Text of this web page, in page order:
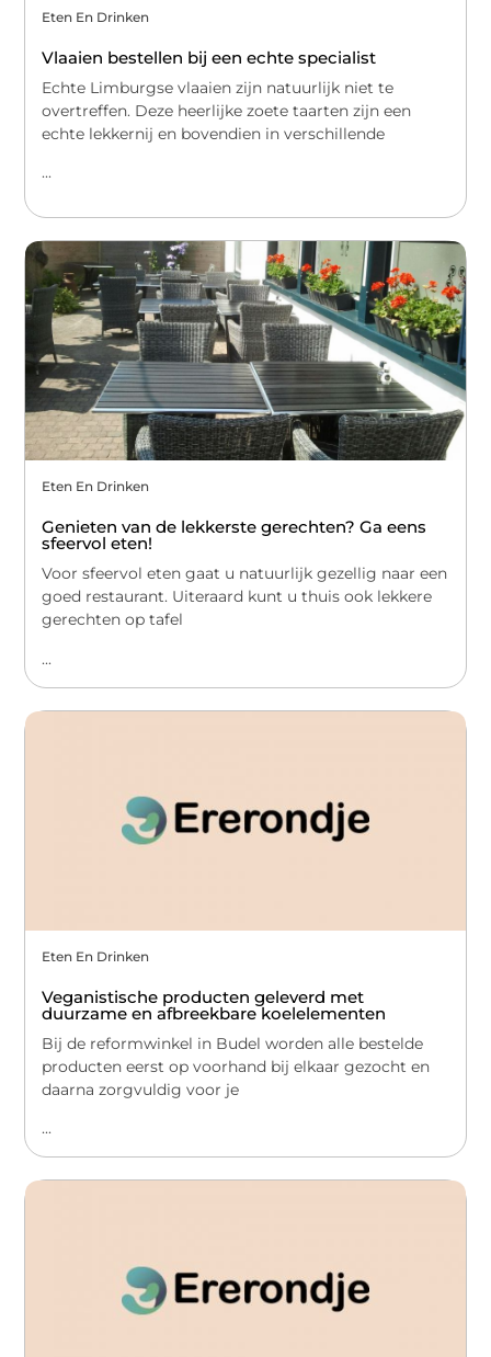
Eten En Drinken
Vlaaien bestellen bij een echte specialist
Echte Limburgse vlaaien zijn natuurlijk niet te
overtreffen. Deze heerlijke zoete taarten zijn een
echte lekkernij en bovendien in verschillende
...
Eten En Drinken
Genieten van de lekkerste gerechten? Ga eens
sfeervol eten!
Voor sfeervol eten gaat u natuurlijk gezellig naar een
goed restaurant. Uiteraard kunt u thuis ook lekkere
gerechten op tafel
...
Eten En Drinken
Veganistische producten geleverd met
duurzame en afbreekbare koelelementen
Bij de reformwinkel in Budel worden alle bestelde
producten eerst op voorhand bij elkaar gezocht en
daarna zorgvuldig voor je
...